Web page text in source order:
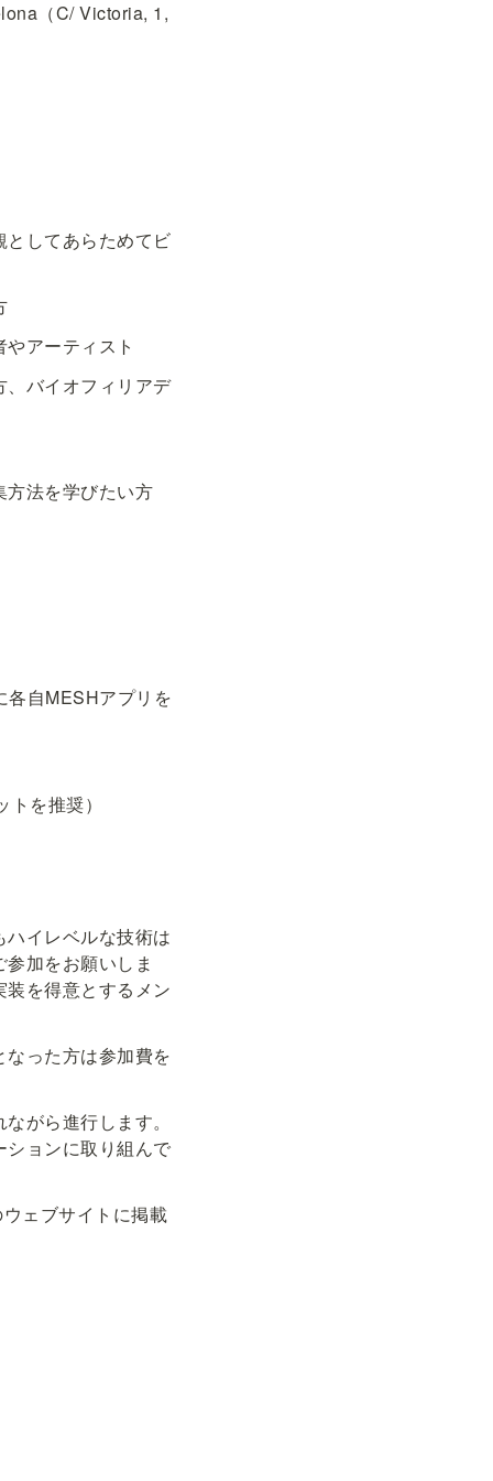
（C/ Victoria, 1,
してあらためてビ
アーティスト
バイオフィリアデ
方法を学びたい方
各自MESHアプリを
を推奨）
イレベルな技術は
加をお願いしま
を得意とするメン
った方は参加費を
がら進行します。
ョンに取り組んで
ェブサイトに掲載